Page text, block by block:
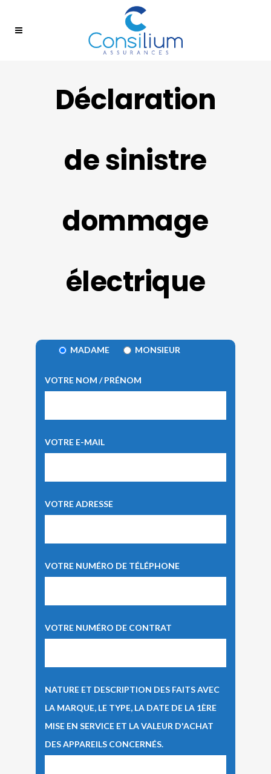
Déclaration
de sinistre
dommage
électrique
MADAME MONSIEUR
VOTRE NOM / PRÉNOM
VOTRE E-MAIL
VOTRE ADRESSE
VOTRE NUMÉRO DE TÉLÉPHONE
VOTRE NUMÉRO DE CONTRAT
NATURE ET DESCRIPTION DES FAITS AVEC
LA MARQUE, LE TYPE, LA DATE DE LA 1ÈRE
MISE EN SERVICE ET LA VALEUR D'ACHAT
DES APPAREILS CONCERNÉS.